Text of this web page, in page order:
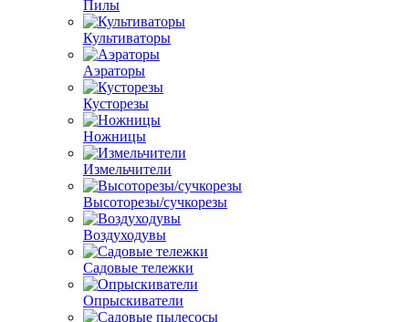
Пилы
Культиваторы
Аэраторы
Кусторезы
Ножницы
Измельчители
Высоторезы/сучкорезы
Воздуходувы
Садовые тележки
Опрыскиватели